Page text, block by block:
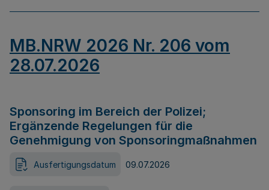
MB.NRW 2026 Nr. 206 vom
28.07.2026
Sponsoring im Bereich der Polizei;
Ergänzende Regelungen für die
Genehmigung von Sponsoringmaßnahmen
Ausfertigungsdatum 09.07.2026